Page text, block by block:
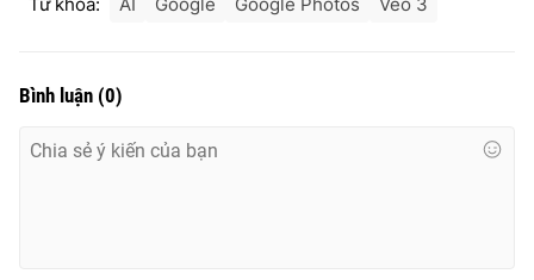
Bình luận (0)